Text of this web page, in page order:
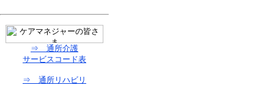
⇒ 通所介護
サービスコード表
⇒ 通所リハビリ